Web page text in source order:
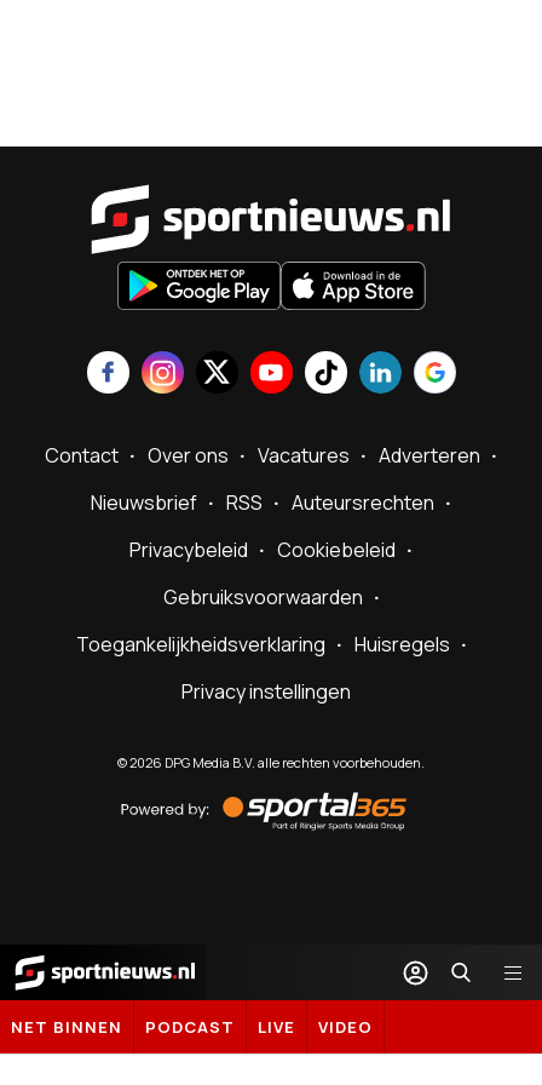
Contact Over ons Vacatures
Adverteren
Nieuwsbrief
RSS
Auteursrechten
Privacybeleid
Cookiebeleid
Gebruiksvoorwaarden
Toegankelijkheidsverklaring
Huisregels
Privacy instellingen
©2026 DPG Media B.V. alle rechten voorbehouden.
by
Sportal365
Sportnieuws.nl
NET BINNEN PODCAST LIVE VIDEO